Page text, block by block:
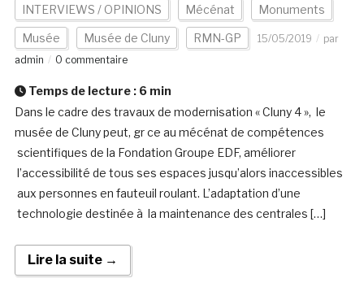
INTERVIEWS / OPINIONS Mécénat Monuments
Musée Musée de Cluny RMN-GP 15/05/2019
par
admin
0 commentaire
Temps de lecture : 6 min
Dans le cadre des travaux de modernisation « Cluny 4 », le
musée de Cluny peut, gr ce au mécénat de compétences
scientifiques de la Fondation Groupe EDF, améliorer
l’accessibilité de tous ses espaces jusqu’alors inaccessibles
aux personnes en fauteuil roulant. L’adaptation d’une
technologie destinée à la maintenance des centrales […]
Lire la suite →